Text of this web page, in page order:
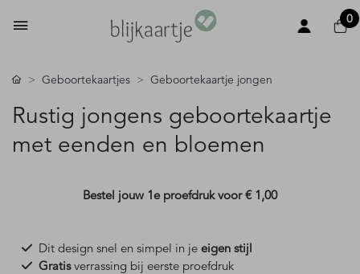
0
Geboortekaartjes Geboortekaartje jongen
Rustig jongens geboortekaartje
met eenden en bloemen
Bestel jouw 1e proefdruk voor€ 1,00
Dit design snel en simpel in je eigen stijl
Gratisverrassing bij eerste proefdruk